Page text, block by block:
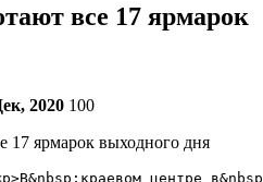
все 17 ярмарок
2020 100